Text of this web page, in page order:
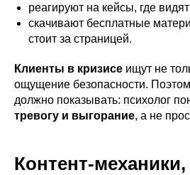
реагируют на кейсы, где
скачивают бесплатные
стоит за страницей.
Клиенты в кризисе ищут не
ощущение безопасности.
должно показывать: психолог
тревогу и выгорание, а не
Контент-